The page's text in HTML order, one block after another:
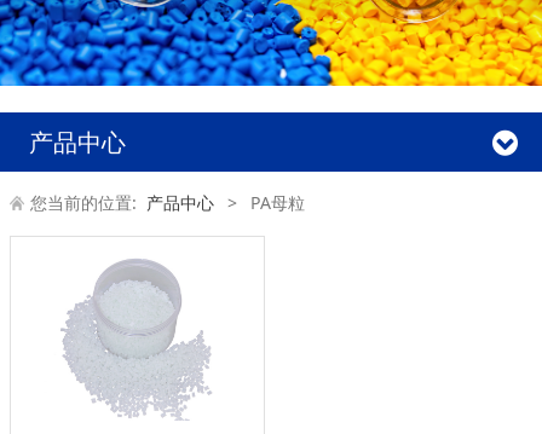
产品中心
您当前的位置: 产品中心 > PA母粒